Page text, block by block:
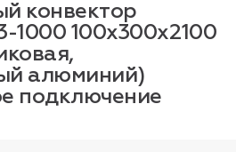
конвектор
1000 100х300х2100
алюминий)
подключение